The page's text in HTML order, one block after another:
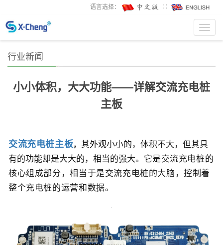
语言选择： ∷
行业新闻
小小体积，大大功能——详解交流充电桩
主板
交流充电桩主板， 其外观小小的，体积不大，但其具
有的功能却是大大的，相当的强大。它是交流充电桩的
核心组成部分，相当于是交流充电桩的大脑，控制着
整个充电桩的运营和数据。